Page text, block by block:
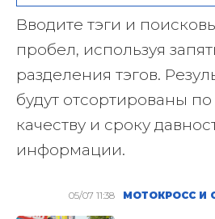
Вводите тэги и
пробел, используя
разделения тэгов.
будут отсортированы
качеству и сроку
информации.
05/07 11:38 МОТОКРОСС И